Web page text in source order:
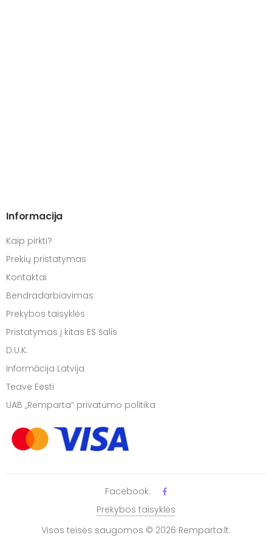
Informacija
Kaip pirkti?
Prekių pristatymas
Kontaktai
Bendradarbiavimas
Prekybos taisyklės
Pristatymas į kitas ES šalis
D.U.K.
Informācija Latvija
Teave Eesti
UAB „Remparta“ privatumo politika
Visos teisės saugomos © 2026 Remparta.lt.
Prekybos taisyklės
Facebook: